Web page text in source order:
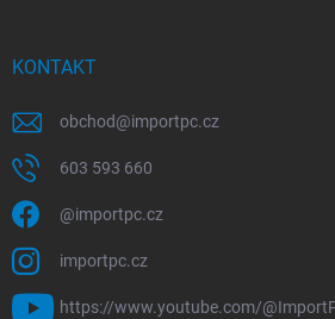
KONTAKT
obchod@importpc.cz
603 593 660
@importpc.cz
importpc.cz
https://www.youtube.com/